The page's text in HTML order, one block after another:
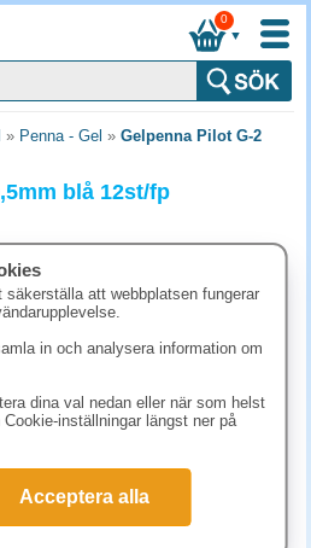
▼
0
» Penna - Gel » Gelpenna Pilot G-2
blå 12st/fp
kr (inkl. moms)
att webbplatsen fungerar
in och analysera information om
dina val nedan eller när som helst
inställningar längst ner på
Acceptera alla